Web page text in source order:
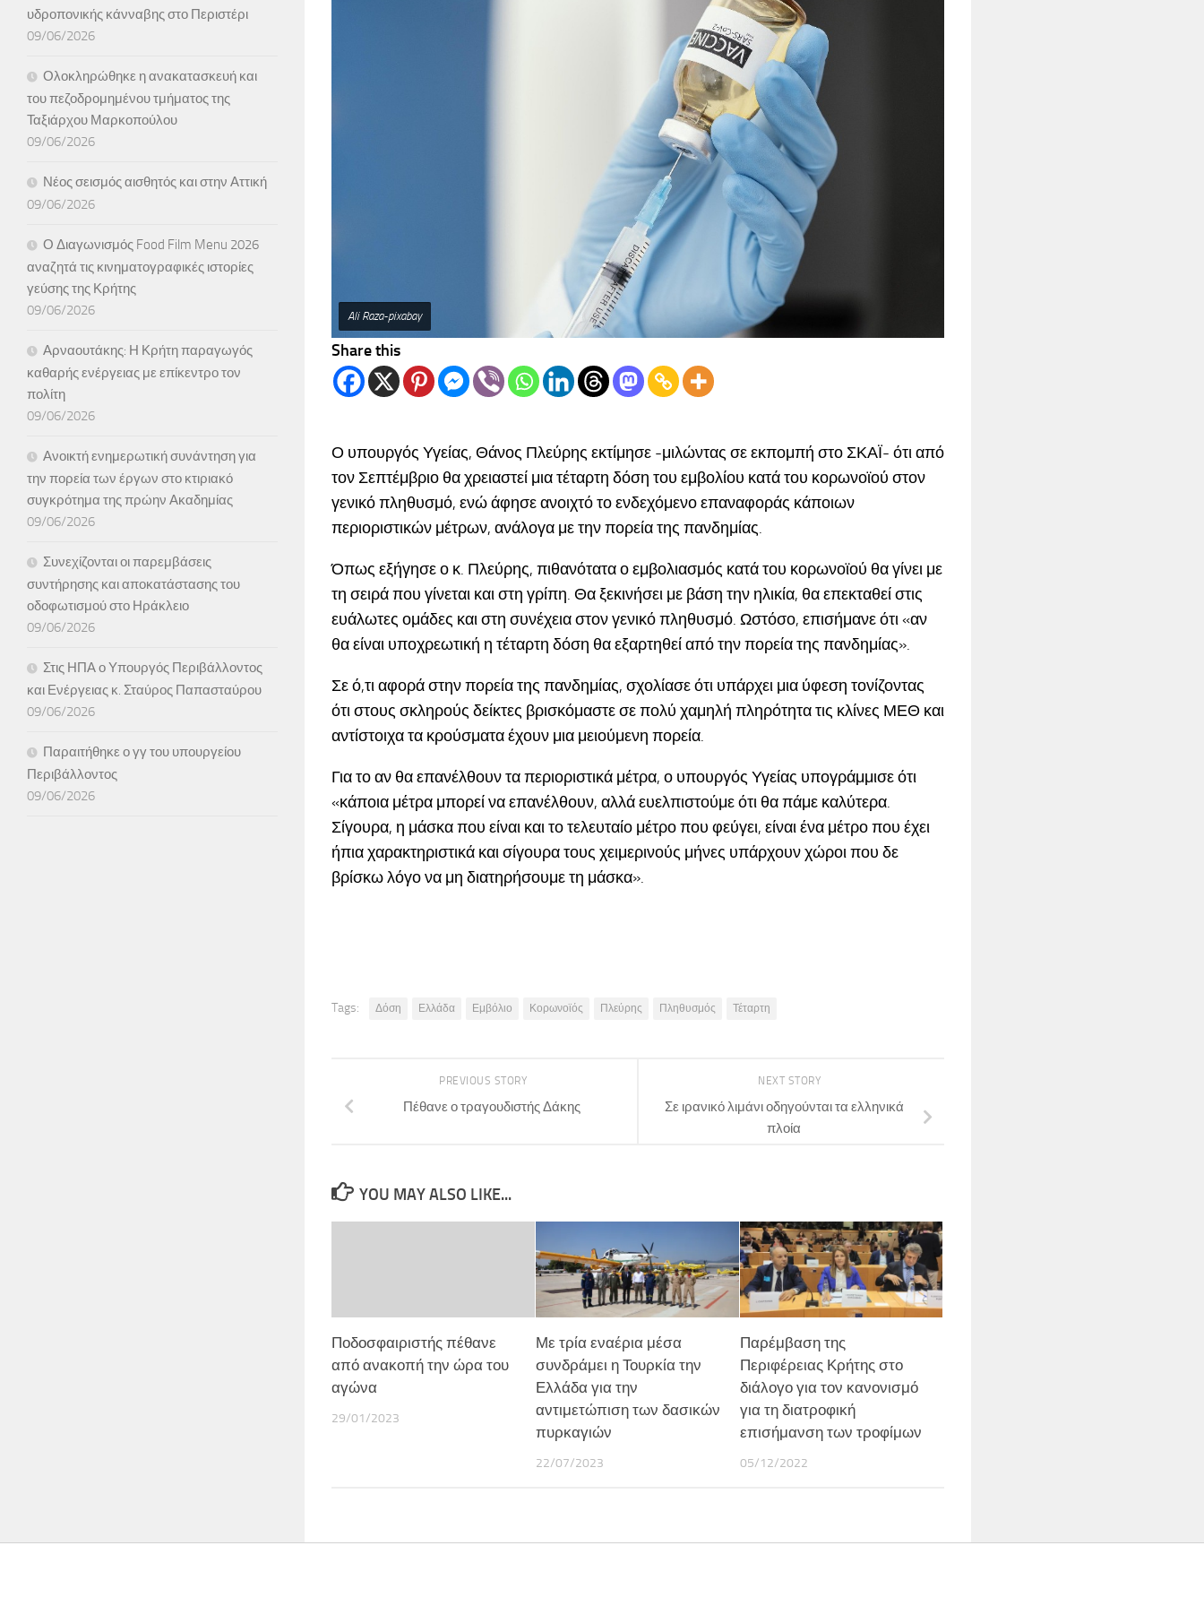
Ali Raza-pixabay
Share this
Ο υπουργός Υγείας, Θάνος Πλεύρης εκτίμησε -μιλώντας σε εκπομπή στο ΣΚΑΪ- ότι από
τον Σεπτέμβριο θα χρειαστεί μια τέταρτη δόση του εμβολίου κατά του κορωνοϊού στον
γενικό πληθυσμό, ενώ άφησε ανοιχτό το ενδεχόμενο επαναφοράς κάποιων
περιοριστικών μέτρων, ανάλογα με την πορεία της πανδημίας.
Όπως εξήγησε ο κ. Πλεύρης, πιθανότατα ο εμβολιασμός κατά του κορωνοϊού θα γίνει με
τη σειρά που γίνεται και στη γρίπη. Θα ξεκινήσει με βάση την ηλικία, θα επεκταθεί στις
ευάλωτες ομάδες και στη συνέχεια στον γενικό πληθυσμό. Ωστόσο, επισήμανε ότι «αν
θα είναι υποχρεωτική η τέταρτη δόση θα εξαρτηθεί από την πορεία της πανδημίας».
Σε ό,τι αφορά στην πορεία της πανδημίας, σχολίασε ότι υπάρχει μια ύφεση τονίζοντας
ότι στους σκληρούς δείκτες βρισκόμαστε σε πολύ χαμηλή πληρότητα τις κλίνες ΜΕΘ και
αντίστοιχα τα κρούσματα έχουν μια μειούμενη πορεία.
Για το αν θα επανέλθουν τα περιοριστικά μέτρα, ο υπουργός Υγείας υπογράμμισε ότι
«κάποια μέτρα μπορεί να επανέλθουν, αλλά ευελπιστούμε ότι θα πάμε καλύτερα.
Σίγουρα, η μάσκα που είναι και το τελευταίο μέτρο που φεύγει, είναι ένα μέτρο που έχει
ήπια χαρακτηριστικά και σίγουρα τους χειμερινούς μήνες υπάρχουν χώροι που δε
βρίσκω λόγο να μη διατηρήσουμε τη μάσκα».
Tags: Δόση Ελλάδα Εμβόλιο Κορωνοϊός Πλεύρης Πληθυσμός Τέταρτη
NEXT STORY
Σε ιρανικό λιμάνι οδηγούνται τα ελληνικά
πλοία
PREVIOUS STORY
Πέθανε ο τραγουδιστής Δάκης
YOU MAY ALSO LIKE...
Ποδοσφαιριστής πέθανε
από ανακοπή την ώρα του
αγώνα
29/01/2023
Με τρία εναέρια μέσα
συνδράμει η Τουρκία την
Ελλάδα για την
αντιμετώπιση των δασικών
πυρκαγιών
22/07/2023
Παρέμβαση της
Περιφέρειας Κρήτης στο
διάλογο για τον κανονισμό
για τη διατροφική
επισήμανση των τροφίμων
05/12/2022
υδροπονικής κάνναβης στο Περιστέρι
09/06/2026
Ολοκληρώθηκε η ανακατασκευή και
του πεζοδρομημένου τμήματος της
Ταξιάρχου Μαρκοπούλου
09/06/2026
Νέος σεισμός αισθητός και στην Αττική
09/06/2026
Ο Διαγωνισμός Food Film Menu 2026
αναζητά τις κινηματογραφικές ιστορίες
γεύσης της Κρήτης
09/06/2026
Αρναουτάκης: Η Κρήτη παραγωγός
καθαρής ενέργειας με επίκεντρο τον
πολίτη
09/06/2026
Ανοικτή ενημερωτική συνάντηση για
την πορεία των έργων στο κτιριακό
συγκρότημα της πρώην Ακαδημίας
09/06/2026
Συνεχίζονται οι παρεμβάσεις
συντήρησης και αποκατάστασης του
οδοφωτισμού στο Ηράκλειο
09/06/2026
Στις ΗΠΑ ο Υπουργός Περιβάλλοντος
και Ενέργειας κ. Σταύρος Παπασταύρου
09/06/2026
Παραιτήθηκε ο γγ του υπουργείου
Περιβάλλοντος
09/06/2026